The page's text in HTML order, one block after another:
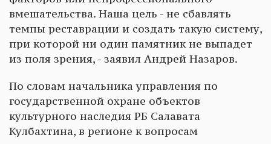
вмешательства. Наша цель - не сбавлять
темпы реставрации и создать такую систему,
при которой ни один памятник не выпадет
из поля зрения, - заявил Андрей Назаров.
По словам начальника управления по
государственной охране объектов
культурного наследия РБ Салавата
Кулбахтина, в регионе к вопросам